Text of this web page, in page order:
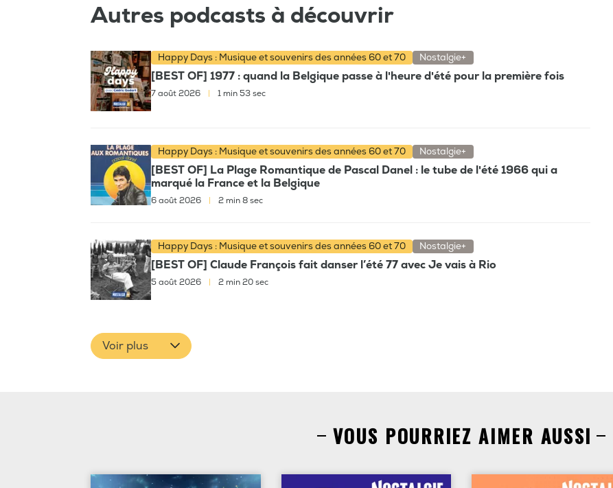
Autres podcasts à découvrir
Happy Days : Musique et souvenirs des années 60 et 70 Nostalgie+
[BEST OF] 1977 : quand la Belgique passe à l'heure d'été pour la première fois
7 août 2026 1 min 53 sec
Happy Days : Musique et souvenirs des années 60 et 70 Nostalgie+
[BEST OF] La Plage Romantique de Pascal Danel : le tube de l'été 1966 qui a
marqué la France et la Belgique
6 août 2026 2 min 8 sec
Happy Days : Musique et souvenirs des années 60 et 70 Nostalgie+
[BEST OF] Claude François fait danser l’été 77 avec Je vais à Rio
5 août 2026 | 2 min 20 sec
Voir plus
VOUS POURRIEZ AIMER AUSSI